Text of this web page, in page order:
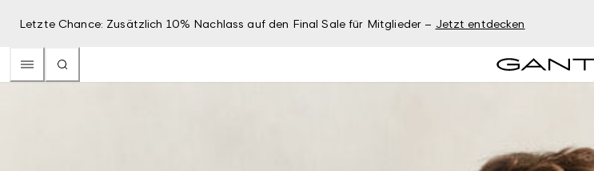
Letzte Chance: Zusätzlich 10% Nachlass auf den Final Sale für Mitglieder – Jetzt entdecken